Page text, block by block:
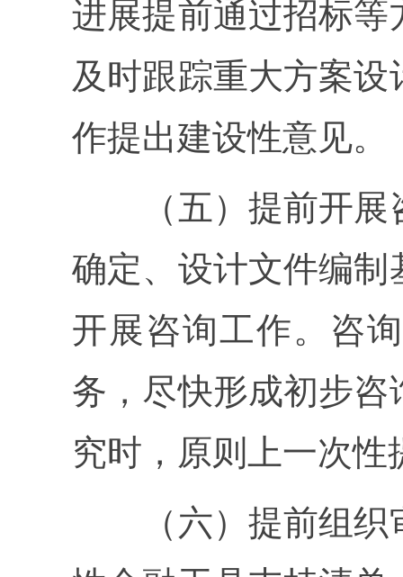
进展提前通过招标
及时跟踪重大方案
作提出建设性意见。
（五）提前开展
确定、设计文件编
开展咨询工作。咨
务，尽快形成初步
究时，原则上一次性
（六）提前组织